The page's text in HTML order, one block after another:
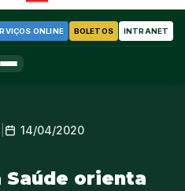
ONLINE BOLETOS INTRANET
14/04/2020
orienta